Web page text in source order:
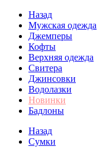
Назад
Мужская одежда
Джемперы
Кофты
Верхняя одежда
Свитера
Джинсовки
Водолазки
Новинки
Бадлоны
Назад
Сумки